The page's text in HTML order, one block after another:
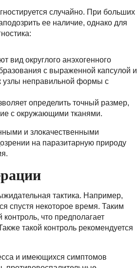
случайно. При больших
ее наличие, однако для
вид округлого анэхогенного
с выраженной капсулой и
узлы неправильной формы с
определить точный размер,
с окружающими тканями.
и злокачественными
на паразитарную природу
тактика. Например,
спустя некоторое время. Таким
что предполагает
такой контроль рекомендуется
и имеющихся симптомов